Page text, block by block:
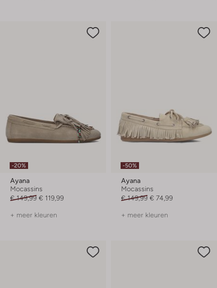
-20%
Ayana
Mocassins
€ 149,99 € 119,99
+ meer kleuren
-50%
Ayana
Mocassins
€ 149,99 € 74,99
+ meer kleuren